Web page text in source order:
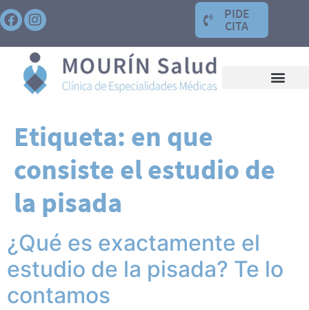
PIDE
CITA
Etiqueta: en que
consiste el estudio de
la pisada
¿Qué es exactamente el
estudio de la pisada? Te lo
contamos